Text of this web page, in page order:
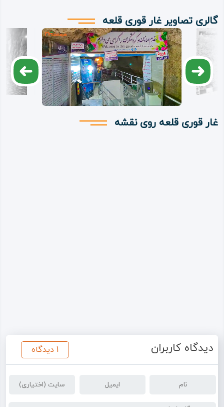
گالری تصاویر غار قوری قلعه
غار قوری قلعه روی نقشه
دیدگاه کاربران 1 دیدگاه